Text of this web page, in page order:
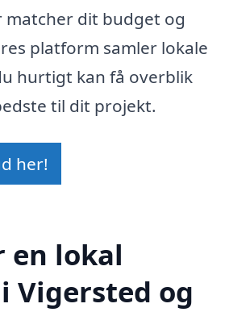
dit budget og
platform samler lokale
hurtigt kan få overblik
til dit projekt.
her!
en lokal
Vigersted og